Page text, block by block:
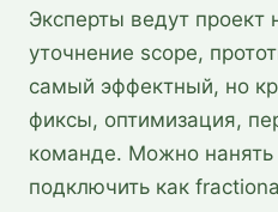
Эксперты ведут проект
уточнение scope,
самый эффектный, но
фиксы, оптимизация,
команде. Можно нанять
подключить как